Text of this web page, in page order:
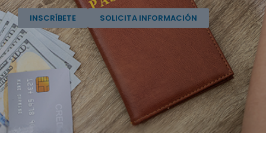
INSCRÍBETE SOLICITA INFORMACIÓN